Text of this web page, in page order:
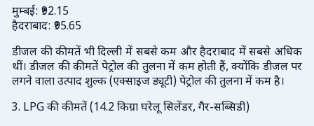
मुम्बई: ₹92.15
हैदराबाद: ₹95.65
डीजल की कीमतें भी दिल्ली में सबसे कम और हैदराबाद में सबसे अधिक
थीं। डीजल की कीमतें पेट्रोल की तुलना में कम होती हैं, क्योंकि डीजल पर
लगने वाला उत्पाद शुल्क (एक्साइज ड्यूटी) पेट्रोल की तुलना में कम है।
3. LPG की कीमतें (14.2 किग्रा घरेलू सिलेंडर, गैर-सब्सिडी)